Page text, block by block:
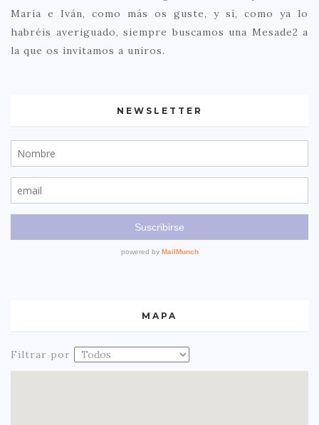
María e Iván, como más os guste, y sí, como ya lo
habréis averiguado, siempre buscamos una Mesade2 a
la que os invitamos a uniros.
NEWSLETTER
MAPA
Filtrar por